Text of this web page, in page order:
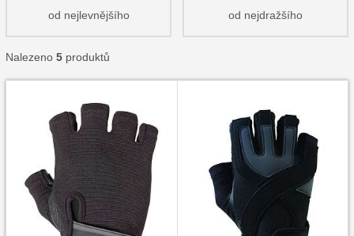
od nejlevnějšího od nejdražšího
Nalezeno 5 produktů